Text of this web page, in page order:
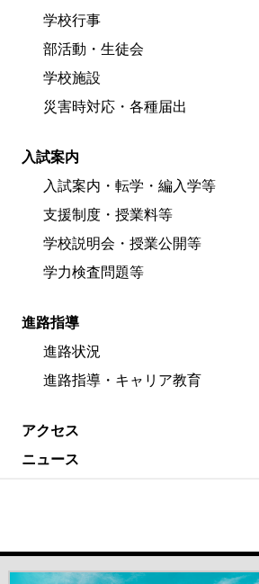
学校行事
部活動・生徒会
学校施設
災害時対応・各種届出
入試案内
入試案内・転学・編入学等
支援制度・授業料等
学校説明会・授業公開等
学力検査問題等
進路指導
進路状況
進路指導・キャリア教育
アクセス
ニュース